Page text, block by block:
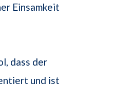
Einsamkeit
dass der
und ist